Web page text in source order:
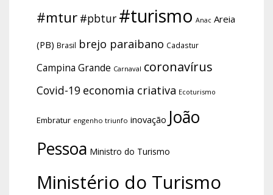
#mtur #pbtur #turismo Anac Areia
(PB) Brasil brejo paraibano Cadastur
Campina Grande Carnaval coronavírus
Covid-19 economia criativa Ecoturismo
Embratur engenho triunfo inovação João
Pessoa Ministro do Turismo
Ministério do Turismo